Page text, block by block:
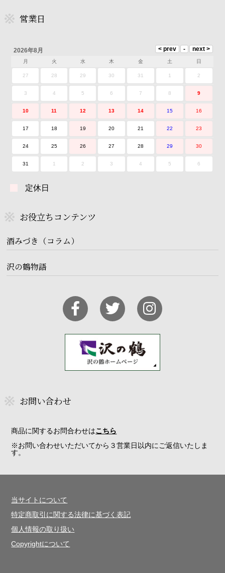
営業日
2026年8月
月 火 水 木 金 土 日
27 28 29 30 31 1 2
3 4 5 6 7 8 9
10 11 12 13 14 15 16
17 18 19 20 21 22 23
24 25 26 27 28 29 30
31 1 2 3 4 5 6
定休日
お役立ちコンテンツ
酒みづき（コラム）
沢の鶴物語
お問い合わせ
商品に関するお問合わせはこちら
※お問い合わせいただいてから３営業日以内にご返信いたしま
す。
当サイトについて
特定商取引に関する法律に基づく表記
個人情報の取り扱い
Copyrightについて